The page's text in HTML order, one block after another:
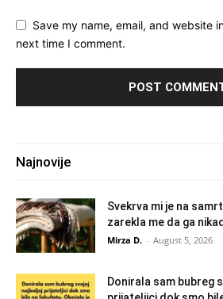
Save my name, email, and website
next time I comment.
Najnovije
Svekrva mi je na
zarekla me da ga
Mirza D. - August 5, 2026
Donirala sam bubreg